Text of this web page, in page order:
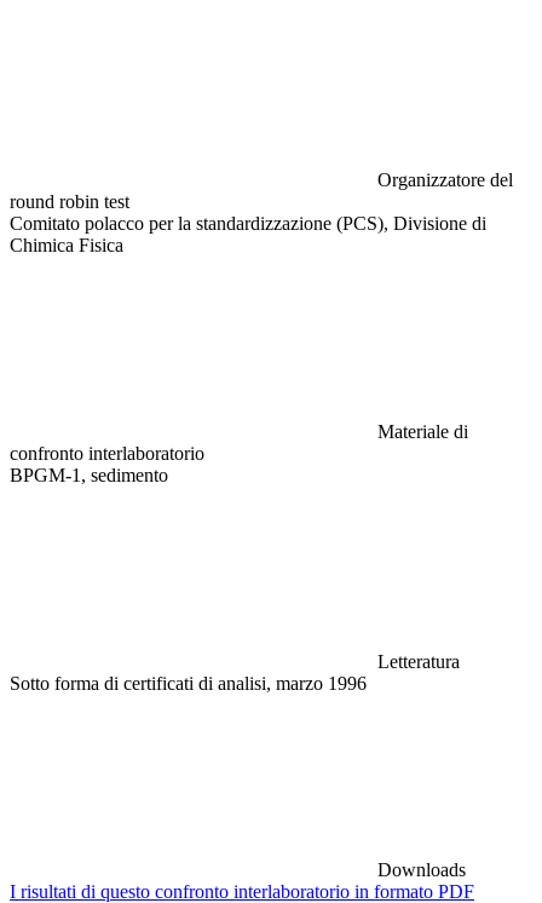
Organizzatore del
round robin test
Comitato polacco per la standardizzazione (PCS), Divisione di
Chimica Fisica
Materiale di
confronto interlaboratorio
BPGM-1, sedimento
Letteratura
Sotto forma di certificati di analisi, marzo 1996
Downloads
I risultati di questo confronto interlaboratorio in formato PDF